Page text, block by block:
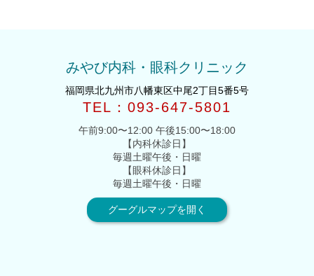
みやび内科・眼科クリニック
福岡県北九州市八幡東区中尾2丁目5番5号
TEL：093-647-5801
午前9:00〜12:00 午後15:00〜18:00
【内科休診日】
毎週土曜午後・日曜
【眼科休診日】
毎週土曜午後・日曜
グーグルマップを開く